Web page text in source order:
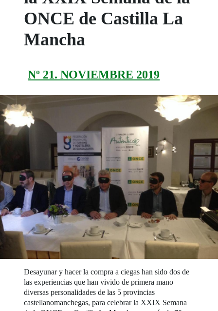
ONCE de Castilla La
Mancha
Nº 21. NOVIEMBRE 2019
Desayunar y hacer la compra a ciegas han sido dos de
las experiencias que han vivido de primera mano
diversas personalidades de las 5 provincias
castellanomanchegas, para celebrar la XXIX Semana